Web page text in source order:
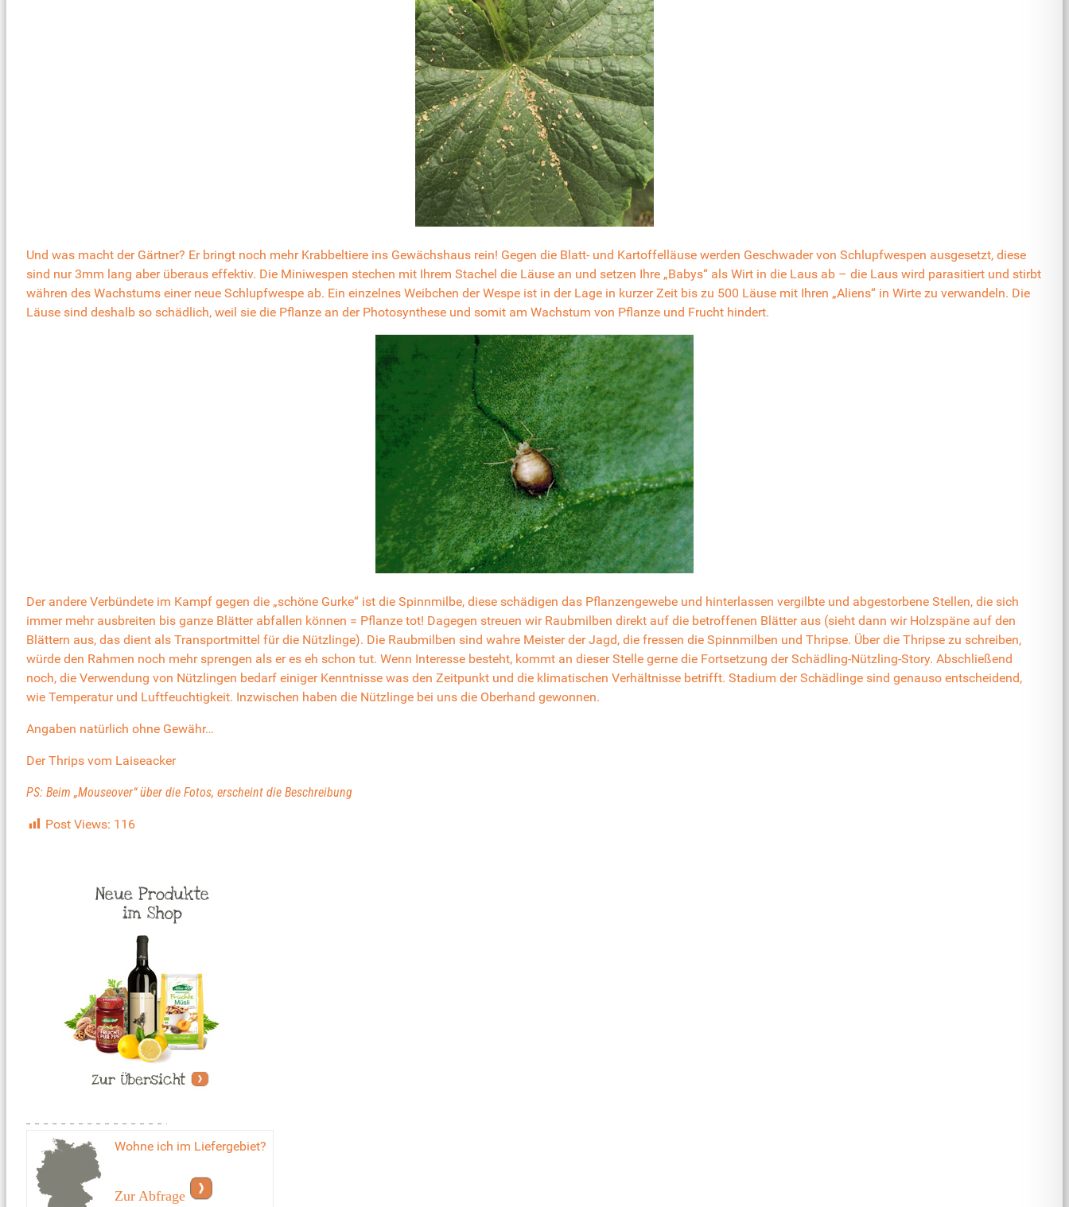
Und was macht der Gärtner? Er bringt noch mehr Krabbeltiere ins Gewächshaus rein! Gegen die Blatt- und Kartoffelläuse werden Geschwader von Schlupfwespen ausgesetzt, diese
sind nur 3mm lang aber überaus effektiv. Die Miniwespen stechen mit Ihrem Stachel die Läuse an und setzen Ihre „Babys“ als Wirt in die Laus ab – die Laus wird parasitiert und stirbt
währen des Wachstums einer neue Schlupfwespe ab. Ein einzelnes Weibchen der Wespe ist in der Lage in kurzer Zeit bis zu 500 Läuse mit Ihren „Aliens“ in Wirte zu verwandeln. Die
Läuse sind deshalb so schädlich, weil sie die Pflanze an der Photosynthese und somit am Wachstum von Pflanze und Frucht hindert.
Der andere Verbündete im Kampf gegen die „schöne Gurke“ ist die Spinnmilbe, diese schädigen das Pflanzengewebe und hinterlassen vergilbte und abgestorbene Stellen, die sich
immer mehr ausbreiten bis ganze Blätter abfallen können = Pflanze tot! Dagegen streuen wir Raubmilben direkt auf die betroffenen Blätter aus (sieht dann wir Holzspäne auf den
Blättern aus, das dient als Transportmittel für die Nützlinge). Die Raubmilben sind wahre Meister der Jagd, die fressen die Spinnmilben und Thripse. Über die Thripse zu schreiben,
würde den Rahmen noch mehr sprengen als er es eh schon tut. Wenn Interesse besteht, kommt an dieser Stelle gerne die Fortsetzung der Schädling-Nützling-Story. Abschließend
noch, die Verwendung von Nützlingen bedarf einiger Kenntnisse was den Zeitpunkt und die klimatischen Verhältnisse betrifft. Stadium der Schädlinge sind genauso entscheidend,
wie Temperatur und Luftfeuchtigkeit. Inzwischen haben die Nützlinge bei uns die Oberhand gewonnen.
Angaben natürlich ohne Gewähr…
Der Thrips vom Laiseacker
PS: Beim „Mouseover“ über die Fotos, erscheint die Beschreibung
Post Views: 116
Wohne ich im Liefergebiet?
Zur Abfrage